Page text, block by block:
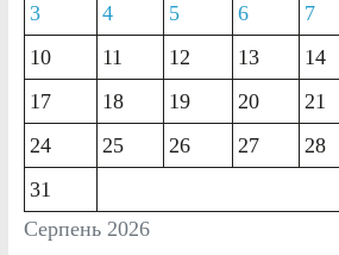
Серпень 2026
3
4 5 6 7
10
11 12 13 14
17
18 19 20 21
24
25 26 27 28
31